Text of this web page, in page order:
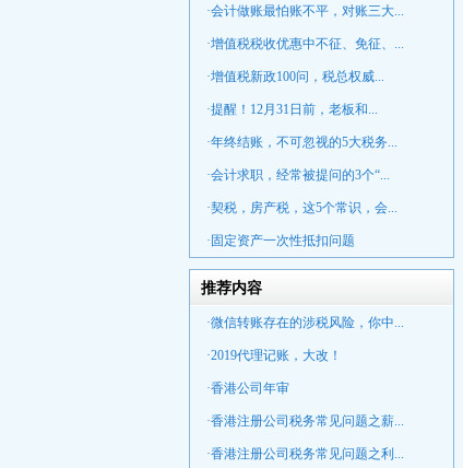
·会计做账最怕账不平，对账三大...
·增值税税收优惠中不征、免征、...
·增值税新政100问，税总权威...
·提醒！12月31日前，老板和...
·年终结账，不可忽视的5大税务...
·会计求职，经常被提问的3个“...
·契税，房产税，这5个常识，会...
·固定资产一次性抵扣问题
推荐内容
·微信转账存在的涉税风险，你中...
·2019代理记账，大改！
·香港公司年审
·香港注册公司税务常见问题之薪...
·香港注册公司税务常见问题之利...